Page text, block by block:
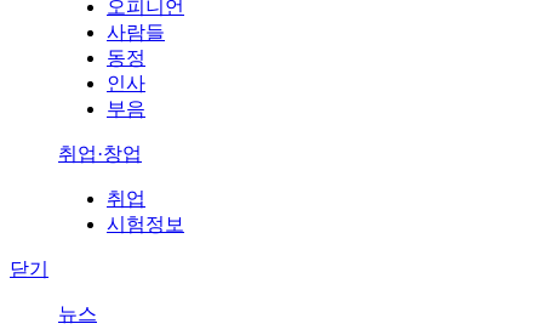
오피니언
사람들
동정
인사
부음
취업·창업
취업
시험정보
닫기
뉴스